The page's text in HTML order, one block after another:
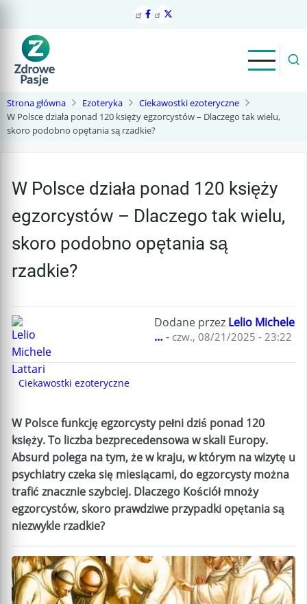
treści
Strona główna Ezoteryka
Ciekawostki ezoteryczne
W Polsce działa ponad 120 księży egzorcystów – Dlaczego tak wielu,
skoro podobno opętania są rzadkie?
W Polsce działa ponad 120 księży
egzorcystów – Dlaczego tak wielu,
skoro podobno opętania są
rzadkie?
Dodane przez Lelio Michele
… - czw., 08/21/2025 - 23:22
Ciekawostki ezoteryczne
W Polsce funkcję egzorcysty pełni dziś ponad 120
księży. To liczba bezprecedensowa w skali Europy.
Absurd polega na tym, że w kraju, w którym na wizytę u
psychiatry czeka się miesiącami, do egzorcysty można
trafić znacznie szybciej. Dlaczego Kościół mnoży
egzorcystów, skoro prawdziwe przypadki opętania są
niezwykle rzadkie?